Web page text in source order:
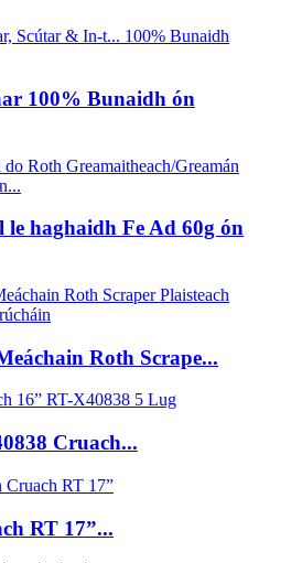
100% Bunaidh ón
le haghaidh Fe Ad 60g ón
Roth Scrape...
Cruach...
RT 17”...